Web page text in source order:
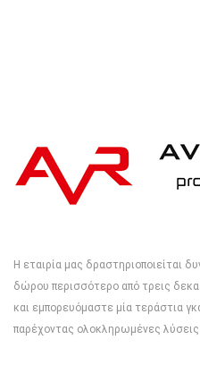
Η εταιρία μας δραστηριοποιείται
δώρου περισσότερο από τρεις
και εμπορευόμαστε μία τεράστια
παρέχοντας ολοκληρωμένες λύσεις